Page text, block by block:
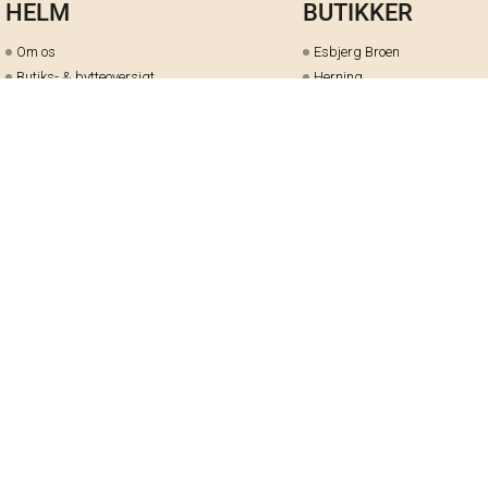
HELM
Om os
Butiks- & bytteoversigt
BUTIKKER
Esbjerg Broen
Herning